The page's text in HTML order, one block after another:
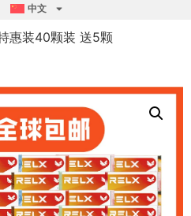
中文
惠装40颗装 送5颗